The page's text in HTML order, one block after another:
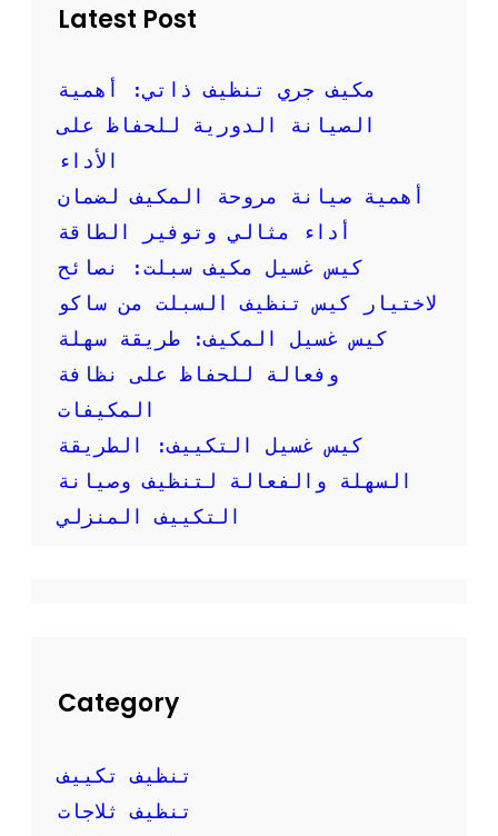
ف
س
ب
ل
ا
ل
ص
و
ر
ك
ي
ق
م
ت
ي
ف
ن
ف
Latest Post
مكيف جري تنظيف ذاتي: أهمية
الصيانة الدورية للحفاظ على
الأداء
أهمية صيانة مروحة المكيف لضمان
أداء مثالي وتوفير الطاقة
كيس غسيل مكيف سبلت: نصائح
لاختيار كيس تنظيف السبلت من ساكو
كيس غسيل المكيف: طريقة سهلة
وفعالة للحفاظ على نظافة
المكيفات
كيس غسيل التكييف: الطريقة
السهلة والفعالة لتنظيف وصيانة
التكييف المنزلي
Category
تنظيف تكييف
تنظيف ثلاجات